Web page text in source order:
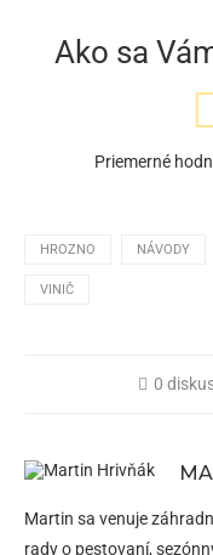
Ako sa
Priemerné
HROZNO NÁVODY
VINIČ
0
Martin sa venuje
rady o pestovaní,